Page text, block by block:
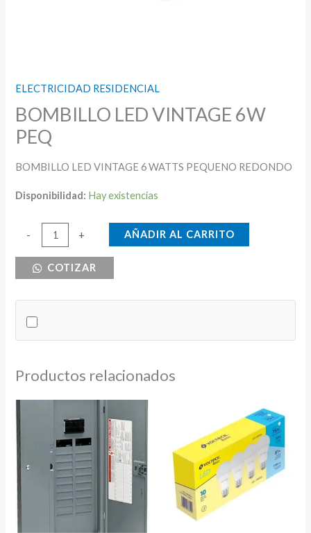
ELECTRICIDAD RESIDENCIAL
BOMBILLO LED VINTAGE 6W
PEQ
BOMBILLO LED VINTAGE 6 WATTS PEQUENO REDONDO
Disponibilidad: Hay existencias
-
BOMBILLO
VINTAGE
cantidad
+ AÑADIR AL CARRITO
COTIZAR
Productos relacionados